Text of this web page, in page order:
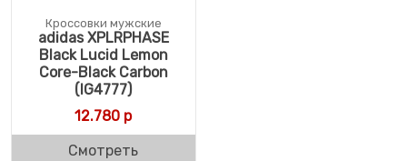
Кроссовки мужские
adidas XPLRPHASE
Black Lucid Lemon
Core-Black Carbon
(IG4777)
12.780 р
Смотреть